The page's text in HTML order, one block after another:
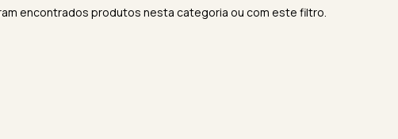
encontrados produtos nesta categoria ou com este filtro.